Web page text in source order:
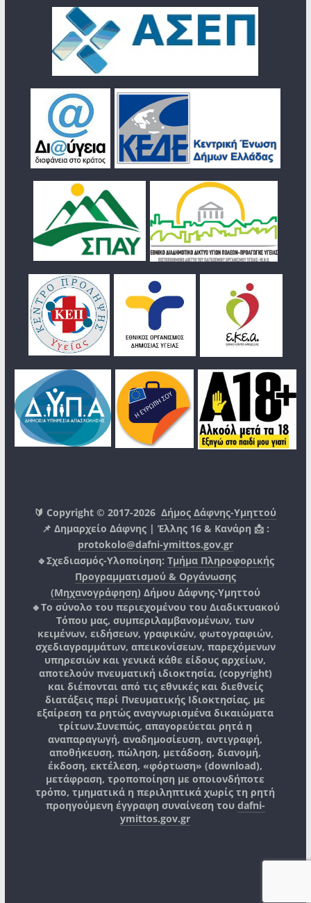
🔰 Copyright © 2017-2026Δήμος Δάφνης-Υμηττού
📌 Δημαρχείο Δάφνης | Έλλης 16 & Κανάρη 📩 :
protokolo@dafni-ymittos.gov.gr
🔹Σχεδιασμός-Υλοποίηση: Τμήμα Πληροφορικής
Προγραμματισμού & Οργάνωσης
(Μηχανογράφηση) Δήμου Δάφνης-Υμηττού
🔸Το σύνολο του περιεχομένου του Διαδικτυακού
Τόπου μας, συμπεριλαμβανομένων, των
κειμένων, ειδήσεων, γραφικών, φωτογραφιών,
σχεδιαγραμμάτων, απεικονίσεων, παρεχόμενων
υπηρεσιών και γενικά κάθε είδους αρχείων,
αποτελούν πνευματική ιδιοκτησία, (copyright)
και διέπονται από τις εθνικές και διεθνείς
διατάξεις περί Πνευματικής Ιδιοκτησίας, με
εξαίρεση τα ρητώς αναγνωρισμένα δικαιώματα
τρίτων.Συνεπώς, απαγορεύεται ρητά η
αναπαραγωγή, αναδημοσίευση, αντιγραφή,
αποθήκευση, πώληση, μετάδοση, διανομή,
έκδοση, εκτέλεση, «φόρτωση» (download),
μετάφραση, τροποποίηση με οποιονδήποτε
τρόπο, τμηματικά η περιληπτικά χωρίς τη ρητή
προηγούμενη έγγραφη συναίνεση του dafni-
ymittos.gov.gr